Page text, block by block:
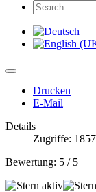
Drucken
E-Mail
Details
Zugriffe:
Bewertung: 5 / 5